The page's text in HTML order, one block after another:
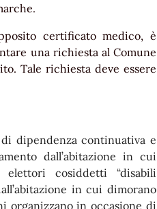
certificato medico, è
una richiesta al Comune
Tale richiesta deve essere
dipendenza continuativa e
dall’abitazione in cui
cosiddetti “disabili
in cui dimorano
organizzano in occasione di